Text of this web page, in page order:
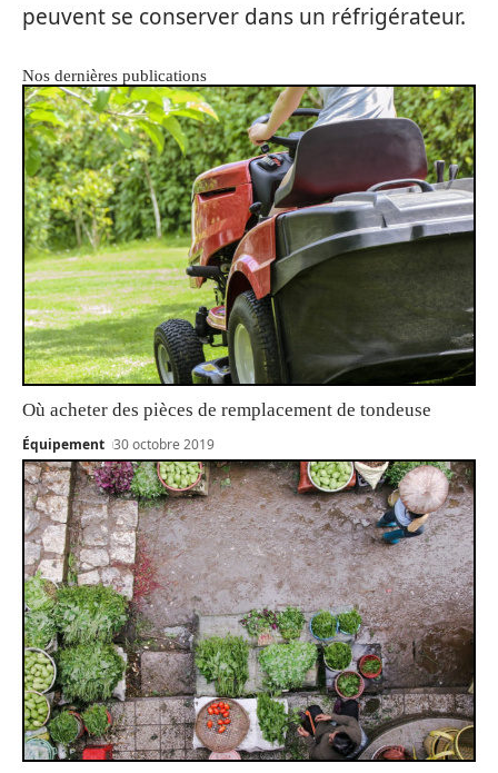
peuvent se conserver dans un réfrigérateur.
Nos dernières publications
Où acheter des pièces de remplacement de tondeuse
Équipement 30 octobre 2019